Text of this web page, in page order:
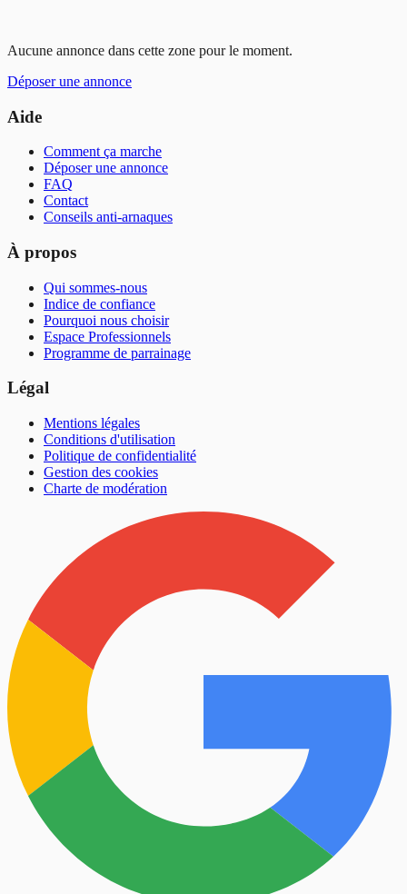
Aucune annonce dans cette zone pour le moment.
Déposer une annonce
Aide
Comment ça marche
Déposer une annonce
FAQ
Contact
Conseils anti-arnaques
À propos
Qui sommes-nous
Indice de confiance
Pourquoi nous choisir
Espace Professionnels
Programme de parrainage
Légal
Mentions légales
Conditions d'utilisation
Politique de confidentialité
Gestion des cookies
Charte de modération